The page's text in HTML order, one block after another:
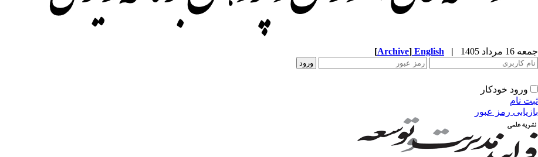
جمعه 16 مرداد 1405 |
English
[Archive]
ورود خودکار
ثبت نام
بازیابی رمز عبور